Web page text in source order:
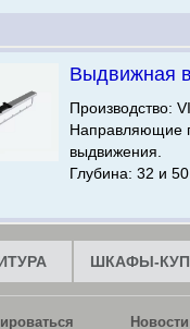
Выдвижная
Производство:
Направляющие
выдвижения.
Глубина: 32 и
ШКАФЫ-
Новости